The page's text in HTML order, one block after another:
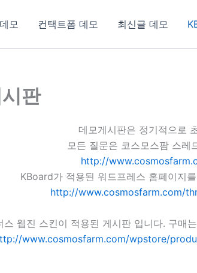
모 컨택트폼 데모 최신글 데모
판
데모게시판은 정기적으로
모든 질문은 코스모스팜 스레
http://
KBoard가 적용된 워드프레스 홈페이지
http://www.cosmosfarm.com/
스 웹진 스킨이 적용된 게시판 입니다. 구매
www.cosmosfarm.com/wpstore/